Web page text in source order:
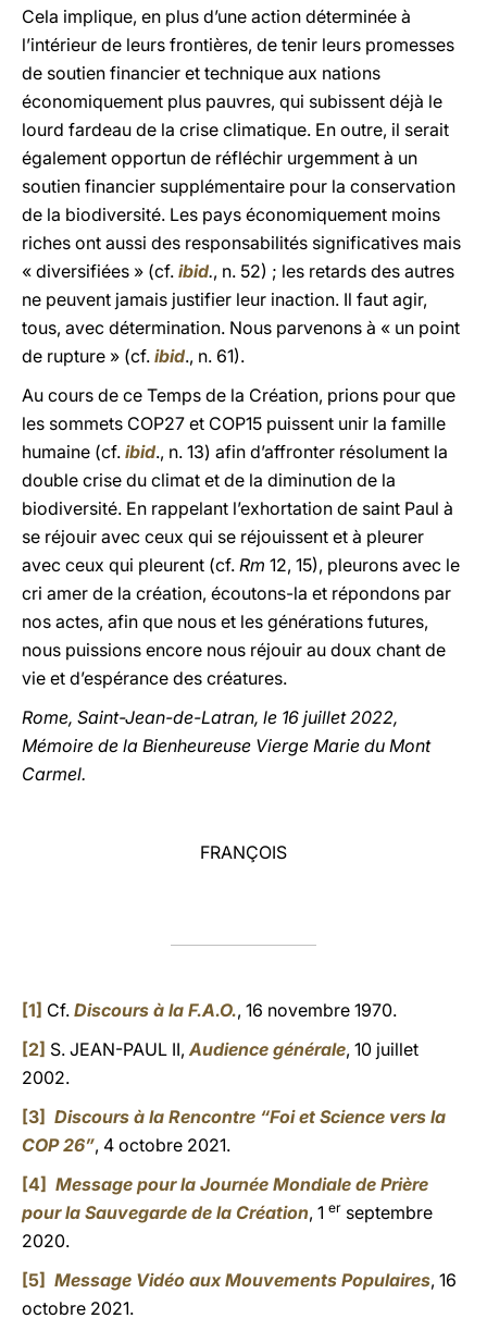
Cela implique, en plus d’une action déterminée à
l’intérieur de leurs frontières, de tenir leurs promesses
de soutien financier et technique aux nations
économiquement plus pauvres, qui subissent déjà le
lourd fardeau de la crise climatique. En outre, il serait
également opportun de réfléchir urgemment à un
soutien financier supplémentaire pour la conservation
de la biodiversité. Les pays économiquement moins
riches ont aussi des responsabilités significatives mais
« diversifiées » (cf. ibid., n. 52) ; les retards des autres
ne peuvent jamais justifier leur inaction. Il faut agir,
tous, avec détermination. Nous parvenons à « un point
de rupture » (cf. ibid., n. 61).
Au cours de ce Temps de la Création, prions pour que
les sommets COP27 et COP15 puissent unir la famille
humaine (cf. ibid., n. 13) afin d’affronter résolument la
double crise du climat et de la diminution de la
biodiversité. En rappelant l’exhortation de saint Paul à
se réjouir avec ceux qui se réjouissent et à pleurer
avec ceux qui pleurent (cf. Rm 12, 15), pleurons avec le
cri amer de la création, écoutons-la et répondons par
nos actes, afin que nous et les générations futures,
nous puissions encore nous réjouir au doux chant de
vie et d’espérance des créatures.
Rome, Saint-Jean-de-Latran, le 16 juillet 2022,
Mémoire de la Bienheureuse Vierge Marie du Mont
Carmel.
FRANÇOIS
[1] Cf. Discours à la F.A.O., 16 novembre 1970.
[2] S. JEAN-PAUL II,Audience générale, 10 juillet
2002.
[3] Discours à la Rencontre “Foi et Science vers la
COP 26”, 4 octobre 2021.
[4] Message pour la Journée Mondiale de Prière
pour la Sauvegarde de la Création, 1 er septembre
2020.
[5] Message Vidéo aux Mouvements Populaires, 16
octobre 2021.